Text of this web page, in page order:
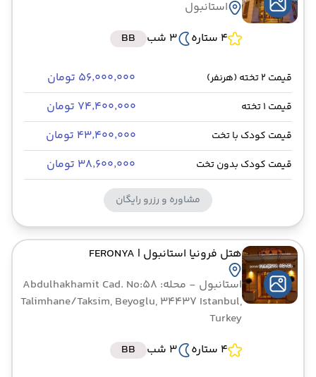
استانبول
4 ستاره
3 شب BB
قیمت 2 تخته (هرنفر) ۵۶٬۰۰۰٬۰۰۰ تومان
قیمت 1 تخته ۷۴٬۴۰۰٬۰۰۰ تومان
قیمت کودک با تخت ۴۳٬۴۰۰٬۰۰۰ تومان
قیمت کودک بدون تخت ۳۸٬۶۰۰٬۰۰۰ تومان
مشاوره و رزرو رایگان
هتل فرونیا استانبول | FERONYA
استانبول
- محله: Abdulhakhamit Cad. No:58
Talimhane/Taksim, Beyoglu, 34437 Istanbul,
Turkey
4 ستاره
3 شب BB